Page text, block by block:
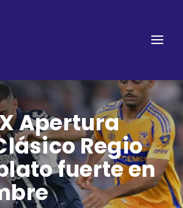
Apertura
Regio
fuerte en